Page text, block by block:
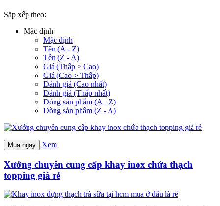
Sắp xếp theo:
Mặc định
Mặc định
Tên (A - Z)
Tên (Z - A)
Giá (Thấp > Cao)
Giá (Cao > Thấp)
Đánh giá (Cao nhất)
Đánh giá (Thấp nhất)
Dòng sản phẩm (A - Z)
Dòng sản phẩm (Z - A)
Mua ngay Xem
Xưởng chuyên cung cấp khay inox chứa thạch
topping giá rẻ